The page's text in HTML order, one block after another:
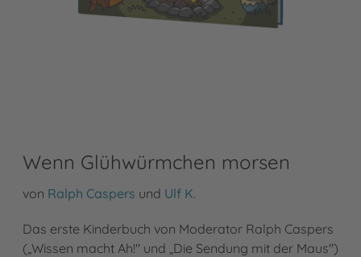
Wenn Glühwürmchen morsen
von Ralph Caspers und Ulf K.
Das erste Kinderbuch von Moderator Ralph Caspers
(„Wissen macht Ah!" und „Die Sendung mit der Maus")